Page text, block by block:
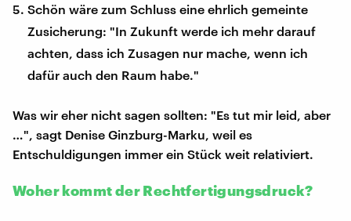
Schön wäre zum Schluss eine ehrlich gemeinte
Zusicherung: "In Zukunft werde ich mehr darauf
achten, dass ich Zusagen nur mache, wenn ich
dafür auch den Raum habe."
Was wir eher nicht sagen sollten: "Es tut mir leid, aber
…", sagt Denise Ginzburg-Marku, weil es
Entschuldigungen immer ein Stück weit relativiert.
Woher kommt der Rechtfertigungsdruck?